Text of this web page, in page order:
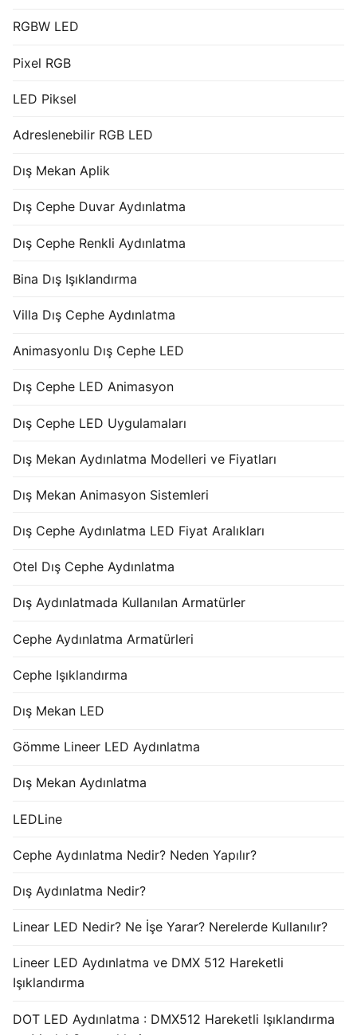
RGBW LED
Pixel RGB
LED Piksel
Adreslenebilir RGB LED
Dış Mekan Aplik
Dış Cephe Duvar Aydınlatma
Dış Cephe Renkli Aydınlatma
Bina Dış Işıklandırma
Villa Dış Cephe Aydınlatma
Animasyonlu Dış Cephe LED
Dış Cephe LED Animasyon
Dış Cephe LED Uygulamaları
Dış Mekan Aydınlatma Modelleri ve Fiyatları
Dış Mekan Animasyon Sistemleri
Dış Cephe Aydınlatma LED Fiyat Aralıkları
Otel Dış Cephe Aydınlatma
Dış Aydınlatmada Kullanılan Armatürler
Cephe Aydınlatma Armatürleri
Cephe Işıklandırma
Dış Mekan LED
Gömme Lineer LED Aydınlatma
Dış Mekan Aydınlatma
LEDLine
Cephe Aydınlatma Nedir? Neden Yapılır?
Dış Aydınlatma Nedir?
Linear LED Nedir? Ne İşe Yarar? Nerelerde Kullanılır?
Lineer LED Aydınlatma ve DMX 512 Hareketli
Işıklandırma
DOT LED Aydınlatma : DMX512 Hareketli Işıklandırma